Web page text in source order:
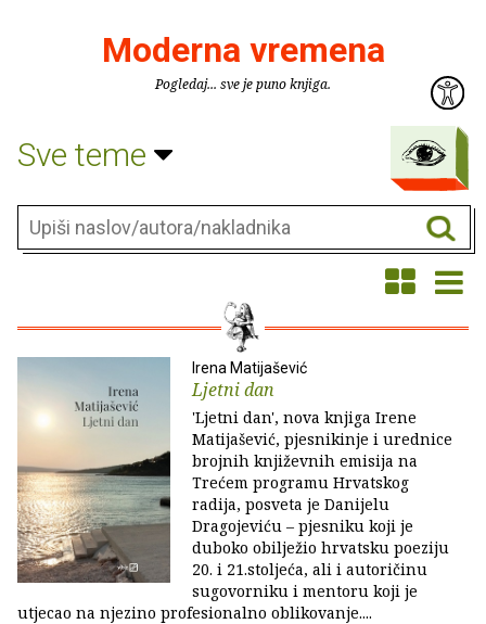
Moderna vremena
Pogledaj... sve je puno knjiga.
Sve teme
Irena Matijašević
Ljetni dan
'Ljetni dan', nova knjiga Irene
Matijašević, pjesnikinje i urednice
brojnih književnih emisija na
Trećem programu Hrvatskog
radija, posveta je Danijelu
Dragojeviću – pjesniku koji je
duboko obilježio hrvatsku poeziju
20. i 21.stoljeća, ali i autoričinu
sugovorniku i mentoru koji je
utjecao na njezino profesionalno oblikovanje....